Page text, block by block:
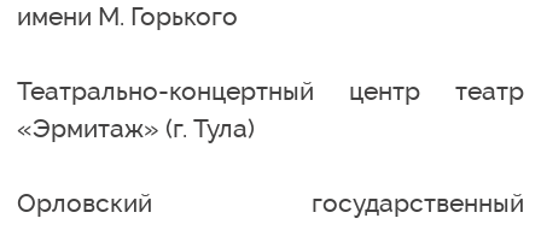
имени М. Горького
Театрально-концертный центр театр
«Эрмитаж» (г. Тула)
Орловский государственный